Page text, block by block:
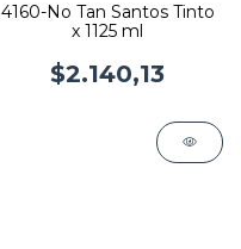
4160-No Tan Santos Tinto
x 1125 ml
$2.140,13